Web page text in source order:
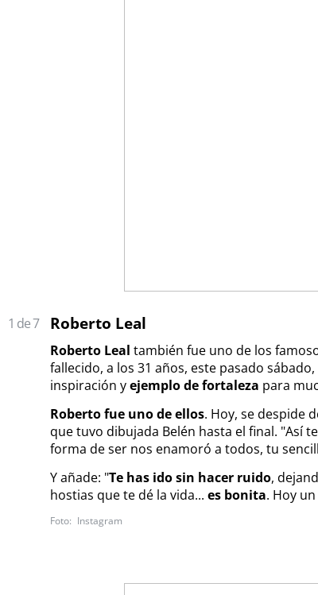
1 de 7 Roberto Leal
Roberto Leal también fue uno de los
fallecido, a los 31 años, este pasado
inspiración yejemplo de fortaleza para
Roberto fue uno de ellos. Hoy, se despide
que tuvo dibujada Belén hasta el final. "Así
forma de ser nos enamoró a todos, tu
Y añade: "Te has ido sin hacer ruido,
hostias que te dé la vida... es bonita. Hoy
Instagram